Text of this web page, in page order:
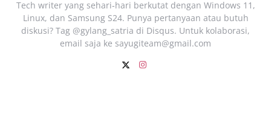
Tech writer yang sehari‑hari berkutat dengan Windows 11,
Linux, dan Samsung S24. Punya pertanyaan atau butuh
diskusi? Tag @gylang_satria di Disqus. Untuk kolaborasi,
email saja ke sayugiteam@gmail.com